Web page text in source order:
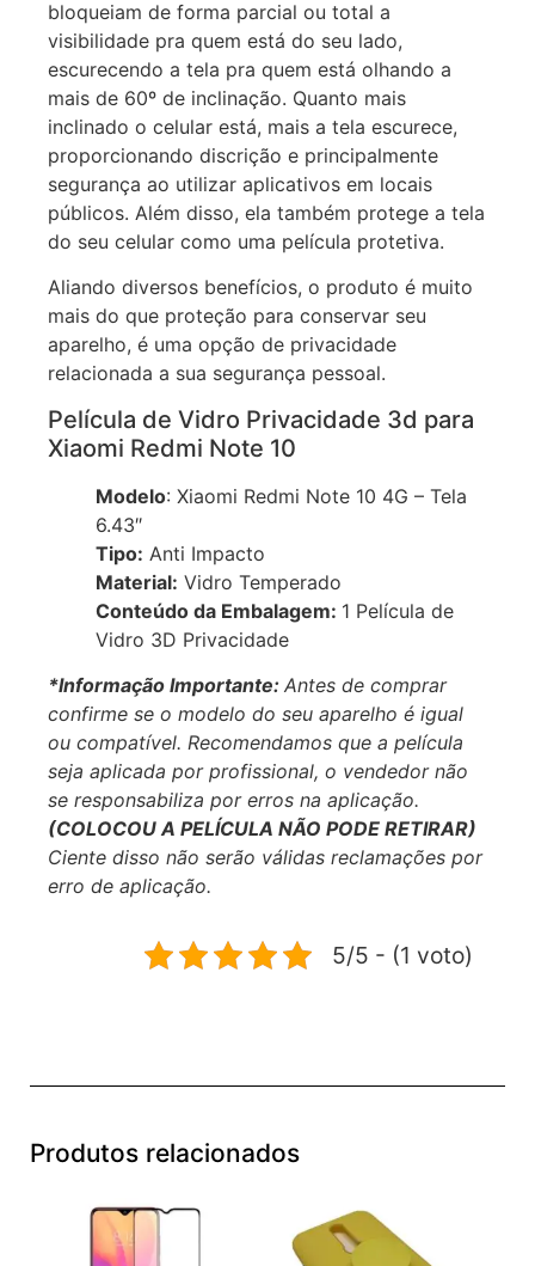
bloqueiam de forma parcial ou total a
visibilidade pra quem está do seu lado,
escurecendo a tela pra quem está olhando a
mais de 60º de inclinação. Quanto mais
inclinado o celular está, mais a tela escurece,
proporcionando discrição e principalmente
segurança ao utilizar aplicativos em locais
públicos. Além disso, ela também protege a tela
do seu celular como uma película protetiva.
Aliando diversos benefícios, o produto é muito
mais do que proteção para conservar seu
aparelho, é uma opção de privacidade
relacionada a sua segurança pessoal.
Película de Vidro Privacidade 3d para
Xiaomi Redmi Note 10
Modelo: Xiaomi Redmi Note 10 4G – Tela
6.43″
Tipo: Anti Impacto
Material: Vidro Temperado
Conteúdo da Embalagem: 1 Película de
Vidro 3D Privacidade
*Informação Importante: Antes de comprar
confirme se o modelo do seu aparelho é igual
ou compatível. Recomendamos que a película
seja aplicada por profissional, o vendedor não
se responsabiliza por erros na aplicação.
(COLOCOU A PELÍCULA NÃO PODE RETIRAR)
Ciente disso não serão válidas reclamações por
erro de aplicação.
5/5 - (1 voto)
Produtos relacionados